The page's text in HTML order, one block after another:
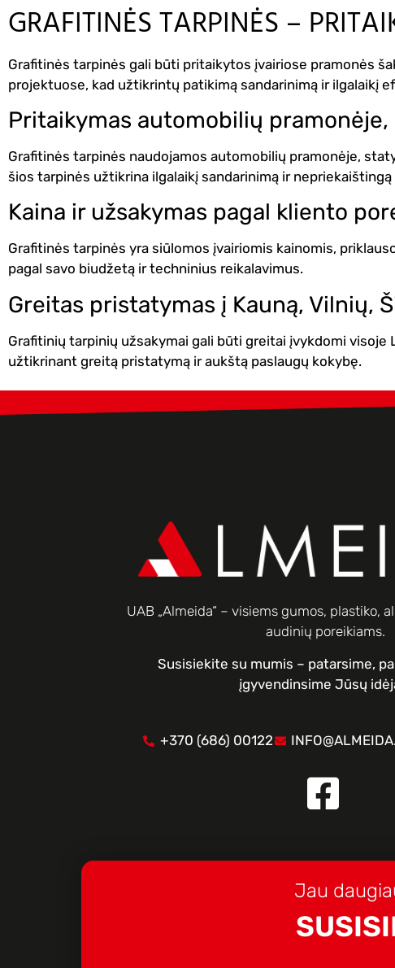
GRAFITINĖS TARPINĖS –
Grafitinės tarpinės gali būti pritaikytos įvairiose pramonės
projektuose, kad užtikrintų patikimą sandarinimą ir ilgalaikį
Pritaikymas automobilių
Grafitinės tarpinės naudojamos automobilių pramonėje,
šios tarpinės užtikrina ilgalaikį sandarinimą ir
Kaina ir užsakymas pagal kliento
Grafitinės tarpinės yra siūlomos įvairiomis kainomis,
pagal savo biudžetą ir techninius reikalavimus.
Greitas pristatymas į Kauną, Vilnių,
Grafitinių tarpinių užsakymai gali būti greitai įvykdomi visoje
užtikrinant greitą pristatymą ir aukštą paslaugų kokybę.
UAB „Almeida“ – visiems gumos, plastiko,
audinių poreikiams.
Susisiekite su mumis – patarsime,
įgyvendinsime Jūsų
+370 (686) 00122
Jau